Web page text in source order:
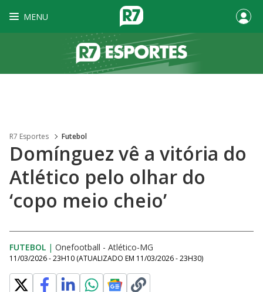
MENU
R7 Esportes Futebol
Domínguez vê a vitória do
Atlético pelo olhar do
‘copo meio cheio’
FUTEBOL | Onefootball - Atlético-MG
11/03/2026 - 23H10 (ATUALIZADO EM 11/03/2026 - 23H30)